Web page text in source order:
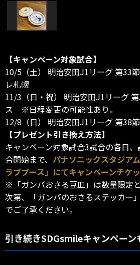
【キャンペーン対象試合】
10/5（土） 明治安田J1リーグ 第33
レ札幌
11/3（日・祝） 明治安田J1リーグ
ス ※日程変更の可能性あり。
12/8（日） 明治安田J1リーグ 第38
【プレゼント引き換え方法】
キャンペーン対象試合3試合の各日
合開始まで、 パナソニックスタジア
ラブブース」にてキャンペーンチケ
※「ガンバおさる豆皿」は数量限定
次第、「ガンバのおさるステッカー
でご了承ください。
引き続きSDGsmileキャンペーン